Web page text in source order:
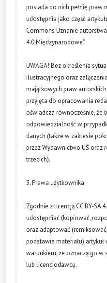
posiada do nich pełnię praw
udostępnia jako część
Commons Uznanie
4.0 Międzynarodowe”.
UWAGA! Bez określenia
ilustracyjnego oraz
majątkowych praw
przyjęta do opracowania
oświadcza równocześnie, że
odpowiedzialność w
danych (także w zakresie
przez Wydawnictwo UŚ oraz
trzecich).
3. Prawa użytkownika
Zgodnie z licencją CC BY-SA
udostępniać (kopiować,
oraz adaptować
podstawie materiału)
warunkiem, że oznaczą go
lub licencjodawcę.